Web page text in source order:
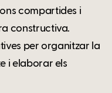
compartides i
constructiva.
per organitzar la
i elaborar els